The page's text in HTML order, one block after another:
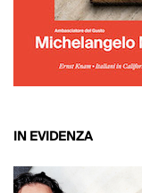
IN EVIDENZA